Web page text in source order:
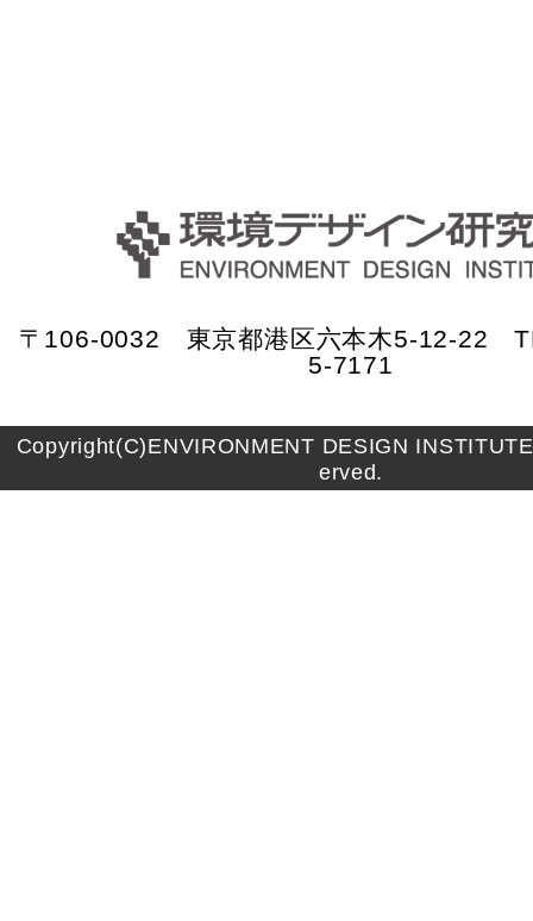
〒106-0032 東京都港区六本木5-12-22
5-7171
Copyright(C)ENVIRONMENT DESIGN
erved.